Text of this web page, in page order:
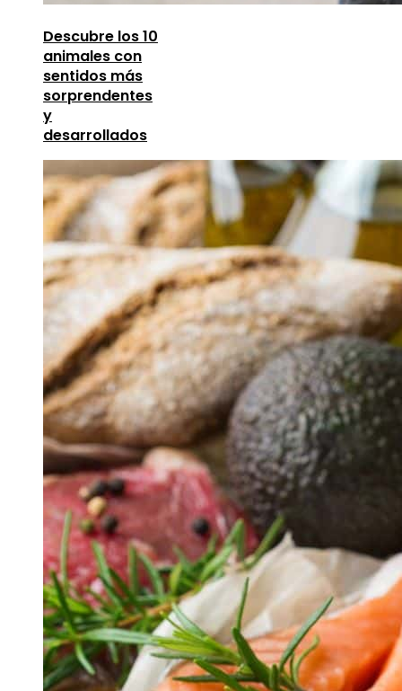
Descubre los 10
animales con
sentidos más
sorprendentes
y
desarrollados